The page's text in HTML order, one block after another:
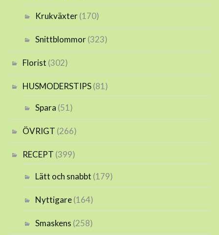
Krukväxter(170)
Snittblommor(323)
Florist (302)
HUSMODERSTIPS(81)
Spara (51)
ÖVRIGT (266)
RECEPT (399)
Lätt och snabbt (179)
Nyttigare(164)
Smaskens (258)